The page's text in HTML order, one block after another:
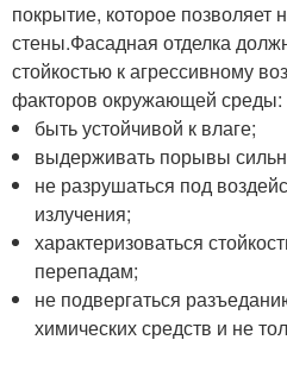
покрытие, которое позволяет
стены.Фасадная отделка
стойкостью к агрессивному
факторов окружающей среды:
быть устойчивой к влаге;
выдерживать порывы
не разрушаться под
излучения;
характеризоваться
перепадам;
не подвергаться
химических средств и не